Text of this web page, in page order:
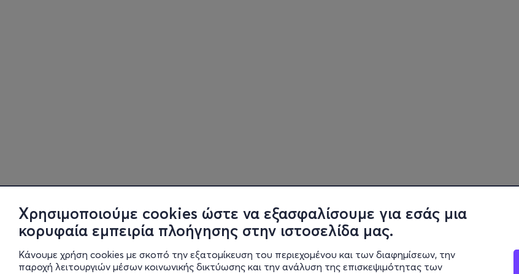
Χρησιμοποιούμε cookies ώστε να εξασφαλίσουμε για εσάς μια
κορυφαία εμπειρία πλοήγησης στην ιστοσελίδα μας.
Κάνουμε χρήση cookies με σκοπό την εξατομίκευση του περιεχομένου και των διαφημίσεων, την
παροχή λειτουργιών μέσων κοινωνικής δικτύωσης και την ανάλυση της επισκεψιμότητας των